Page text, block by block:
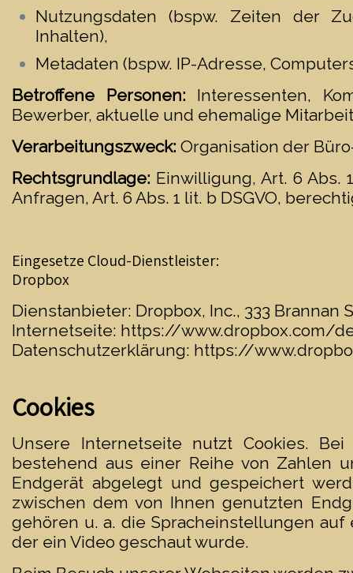
Nutzungsdaten (bspw. Zeiten der
Inhalten),
Metadaten (bspw. IP-Adresse,
Betroffene Personen: Interessenten,
Bewerber, aktuelle und ehemalige
Verarbeitungszweck: Organisation der
Rechtsgrundlage: Einwilligung, Art. 6 Abs.
Anfragen, Art. 6 Abs. 1 lit. b DSGVO,
Eingesetze Cloud-Dienstleister:
Dropbox
Dienstanbieter: Dropbox, Inc., 333 Brannan
Internetseite: https://www.dropbox.com/
Datenschutzerklärung: https://
Cookies
Unsere Internetseite nutzt Cookies.
bestehend aus einer Reihe von Zahlen
Endgerät abgelegt und gespeichert
zwischen dem von Ihnen genutzten
gehören u. a. die Spracheinstellungen
der ein Video geschaut wurde.